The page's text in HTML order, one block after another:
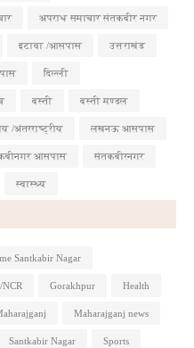
अपराध समाचार संतकबीर नगर
इटावा /आसपास उत्तराखंड
दिल्ली
बस्ती बस्ती मण्डल
/अंतरराष्ट्रीय लखनऊ आसपास
आसपास संतकबीरनगर
स्वास्थ्य
Santkabir Nagar
Gorakhpur Health
Maharajganj news
Santkabir Nagar Sports